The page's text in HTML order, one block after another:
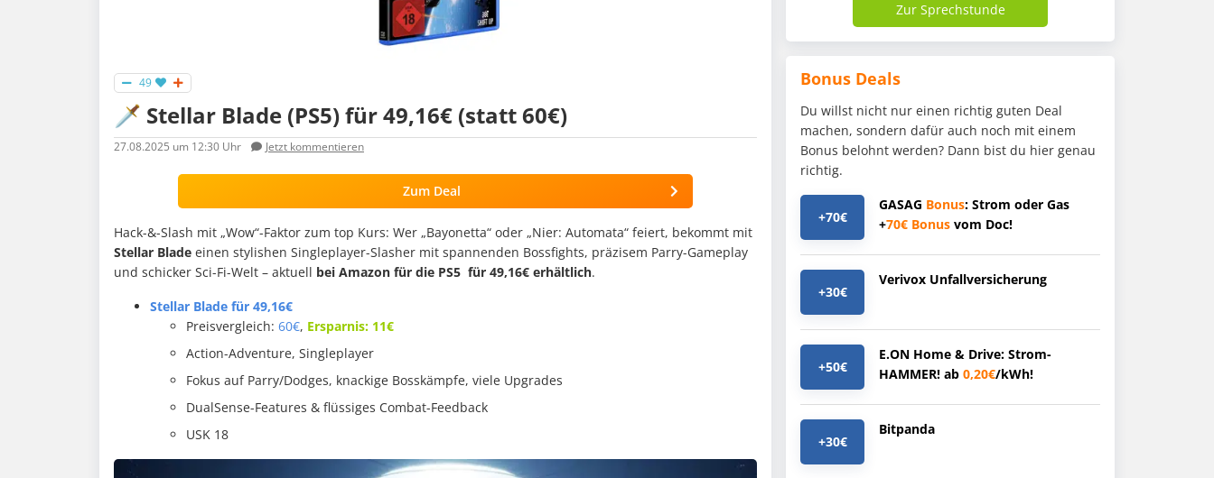
49
🗡️ Stellar Blade (PS5) für 49,16€ (statt 60€)
27.08.2025 um 12:30 Uhr Jetzt kommentieren
Zum Deal
Hack-&-Slash mit „Wow“-Faktor zum top Kurs: Wer „Bayonetta“ oder „Nier: Automata“ feiert, bekommt mit
Stellar Blade einen stylishen Singleplayer-Slasher mit spannenden Bossfights, präzisem Parry-Gameplay
und schicker Sci-Fi-Welt – aktuell bei Amazon für die PS5 für 49,16€ erhältlich.
Stellar Blade für 49,16€
Preisvergleich: 60€, Ersparnis: 11€
Action-Adventure, Singleplayer
Fokus auf Parry/Dodges, knackige Bosskämpfe, viele Upgrades
DualSense-Features & flüssiges Combat-Feedback
USK 18
Zur Sprechstunde
Bonus Deals
Du willst nicht nur einen richtig guten Deal
machen, sondern dafür auch noch mit einem
Bonus belohnt werden? Dann bist du hier genau
richtig.
+70€
GASAG Bonus: Strom oder Gas
+70€ Bonus vom Doc!
+30€
Verivox Unfallversicherung
+50€
E.ON Home & Drive: Strom-
HAMMER! ab 0,20€/kWh!
+30€
Bitpanda